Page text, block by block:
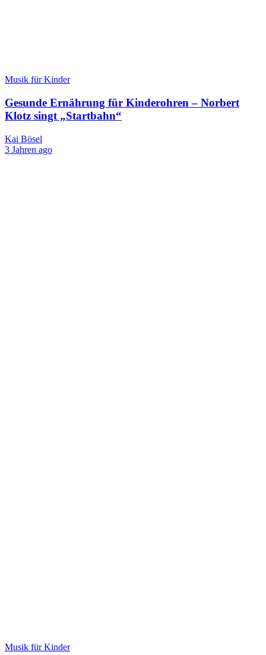
Musik für Kinder
Gesunde Ernährung für Kinderohren – Norbert
Klotz singt „Startbahn“
Kai Bösel
3 Jahren ago
Musik für Kinder